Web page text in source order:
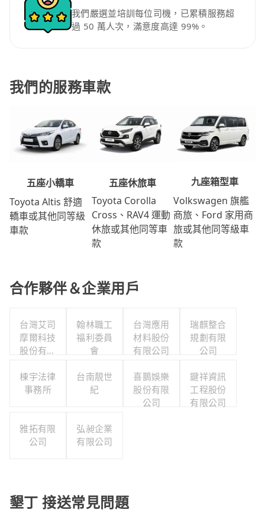
我們嚴選並培訓每位司機，已累積服務超
過 50 萬人次，滿意度高達 99%。
我們的服務車款
五座小轎車
Toyota Altis 舒適
轎車或其他同等級
車款
五座休旅車
Toyota Corolla
Cross、RAV4 運動
休旅或其他同等車
款
九座箱型車
Volkswagen 旗艦
商旅、Ford 家用商
旅或其他同等級車
款
合作夥伴＆企業用戶
台灣艾司
摩爾科技
股份有限
翰林職工
福利委員
會
台灣應用
材料股份
有限公司
瑞麒整合
規劃有限
公司
棟宇法律
事務所
台南靚世
紀
喜鵲娛樂
股份有限
公司
鍵祥資訊
工程股份
有限公司
雅拓有限
公司
弘昶企業
有限公司
墾丁 接送常見問題